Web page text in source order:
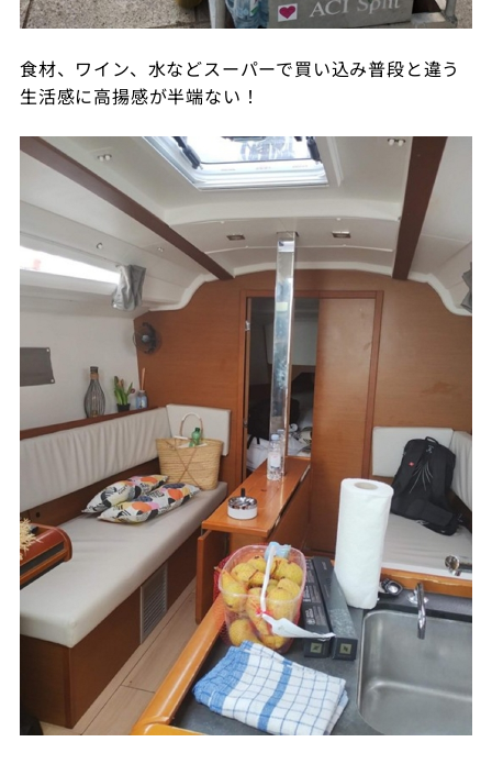
食材、ワイン、水などスーパーで買い込み普段と違う
生活感に高揚感が半端ない！